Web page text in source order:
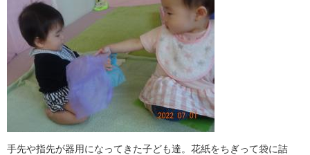
手先や指先が器用になってきた子ども達。花紙をちぎって袋に詰